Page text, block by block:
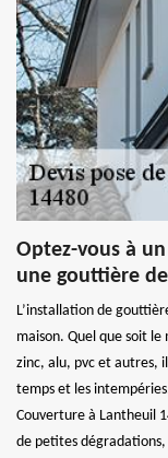
Optez-vous à
une gouttière
L’installation de
maison. Quel que soit
zinc, alu, pvc et autres,
temps et les
Couverture à Lantheuil
de petites